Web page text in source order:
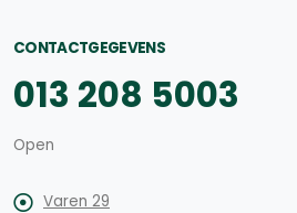
CONTACTGEGEVENS
013 208 5003
Open
Varen 29